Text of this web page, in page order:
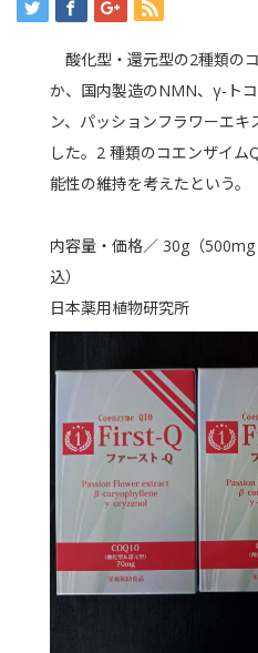
酸化型・還元型の2種類の
か、国内製造のNMN、γ-ト
ン、パッションフラワーエ
した。2 種類のコエンザイ
能性の維持を考えたという。
内容量・価格／ 30g（
込）
日本薬用植物研究所